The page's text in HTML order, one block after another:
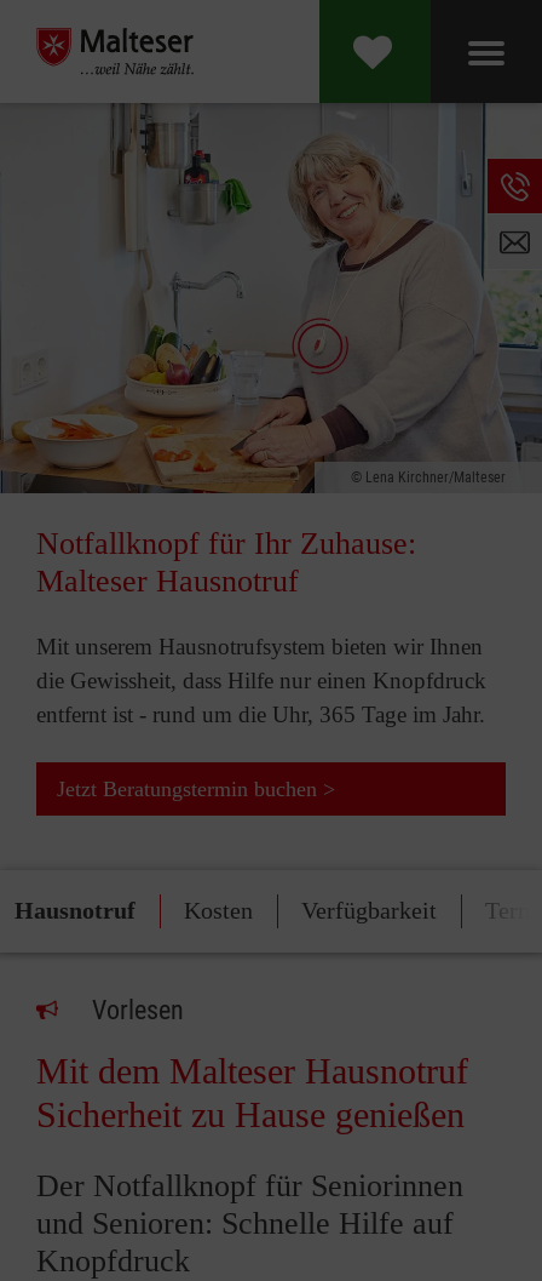
Lena Kirchner/Malteser
Notfallknopf für Ihr Zuhause:
Malteser Hausnotruf
Mit unserem Hausnotrufsystem bieten wir Ihnen
die Gewissheit, dass Hilfe nur einen Knopfdruck
entfernt ist - rund um die Uhr, 365 Tage im Jahr.
Jetzt Beratungstermin buchen >
Hausnotruf Kosten Verfügbarkeit
Vorlesen
Mit dem Malteser Hausnotruf
Sicherheit zu Hause genießen
Der Notfallknopf für Seniorinnen
und Senioren: Schnelle Hilfe auf
Knopfdruck